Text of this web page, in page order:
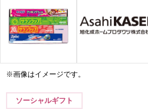
※画像はイメージです。
ソーシャルギフト